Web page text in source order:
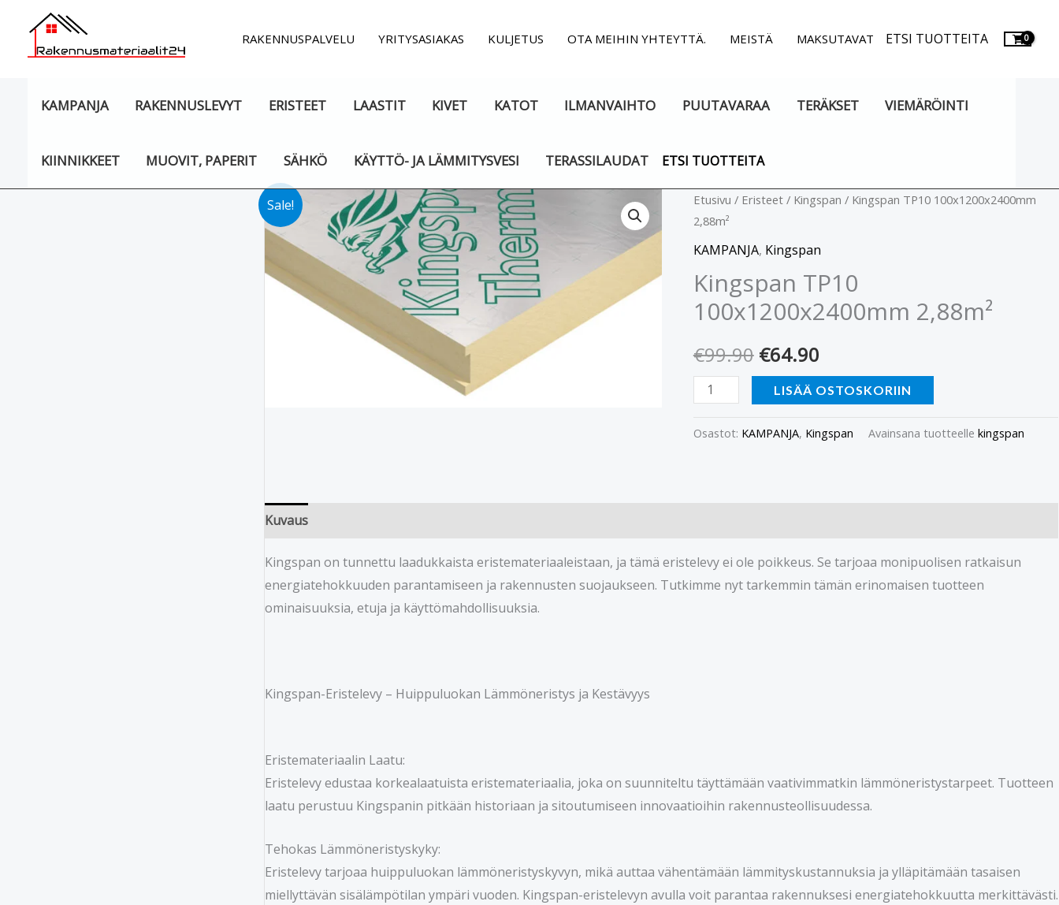
sisältöön
RAKENNUSPALVELU YRITYSASIAKAS KULJETUS OTA MEIHIN YHTEYTTÄ. MEISTÄ MAKSUTAVAT ETSI TUOTTEITA
KAMPANJA RAKENNUSLEVYT ERISTEET LAASTIT KIVET KATOT ILMANVAIHTO PUUTAVARAA TERÄKSET VIEMÄRÖINTI
KIINNIKKEET MUOVIT, PAPERIT SÄHKÖ KÄYTTÖ- JA LÄMMITYSVESI TERASSILAUDAT ETSI TUOTTEITA
Sale! Etusivu / Eristeet/ Kingspan / Kingspan TP10 100x1200x2400mm
2,88m²
KAMPANJA, Kingspan
Kingspan TP10
100x1200x2400mm 2,88m²
€99.90
Alkuperäinen
hinta
oli:
€99.90.
€64.90
Nykyinen
on:
€64.90.
Kingspan
TP10
100x1200x2400mm
määrä
LISÄÄ OSTOSKORIIN
Osastot: KAMPANJA, Kingspan Avainsana tuotteelle kingspan
Kuvaus
Kingspan on tunnettu laadukkaista eristemateriaaleistaan, ja tämä eristelevy ei ole poikkeus. Se tarjoaa monipuolisen ratkaisun
energiatehokkuuden parantamiseen ja rakennusten suojaukseen. Tutkimme nyt tarkemmin tämän erinomaisen tuotteen
ominaisuuksia, etuja ja käyttömahdollisuuksia.
Kingspan-Eristelevy – Huippuluokan Lämmöneristys ja Kestävyys
Eristemateriaalin Laatu:
Eristelevy edustaa korkealaatuista eristemateriaalia, joka on suunniteltu täyttämään vaativimmatkin lämmöneristystarpeet. Tuotteen
laatu perustuu Kingspanin pitkään historiaan ja sitoutumiseen innovaatioihin rakennusteollisuudessa.
Tehokas Lämmöneristyskyky:
Eristelevy tarjoaa huippuluokan lämmöneristyskyvyn, mikä auttaa vähentämään lämmityskustannuksia ja ylläpitämään tasaisen
miellyttävän sisälämpötilan ympäri vuoden. Kingspan-eristelevyn avulla voit parantaa rakennuksesi energiatehokkuutta merkittävästi.